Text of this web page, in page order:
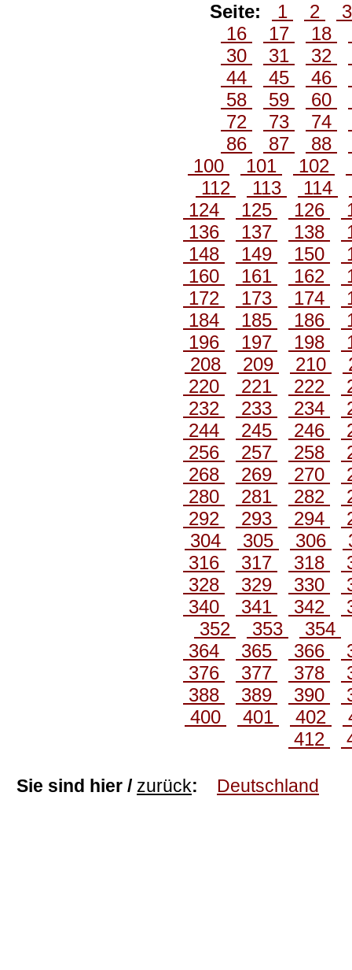
Seite: 1 2
16
17 18
30
31 32
44
45 46
58
59 60
72
73 74
86
87 88
100
101 102
112
113 114
124
125 126
136
137 138
148
149 150
160
161 162
172
173 174
184
185 186
196
197 198
208
209 210
220
221 222
232
233 234
244
245 246
256
257 258
268
269 270
280
281 282
292
293 294
304
305 306
316
317 318
328
329 330
340
341 342
352
353
354
364
365 366
376
377 378
388
389 390
400
401 402
412
Sie sind hier / zurück: Deutschland